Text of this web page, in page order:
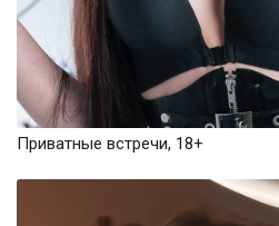
Приватные встречи, 18+